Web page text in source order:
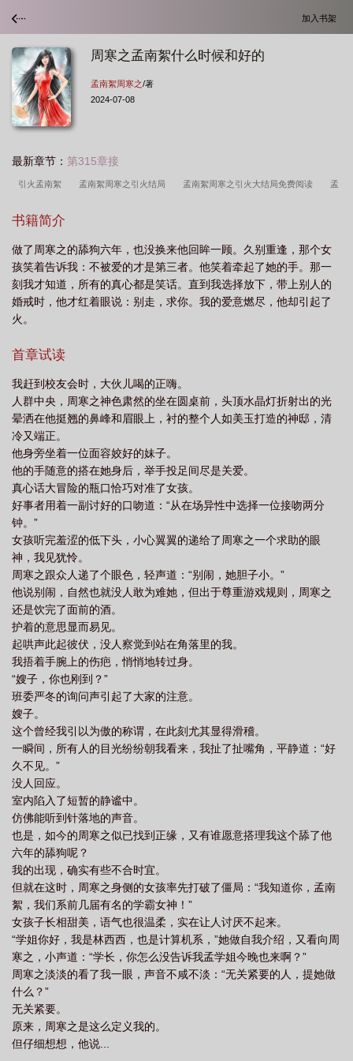
加入书架
周寒之孟南絮什么时候和好的
孟南絮周寒之/著
2024-07-08
最新章节： 第315章接
引火孟南絮 孟南絮周寒之引火结局 孟南絮周寒之引火大结局免费阅读 孟
结局 孟南絮周寒之著
读 周寒之孟南絮 引火孟南絮周寒之全文免费 周寒之孟南絮结局引火免费阅
读 孟南絮周寒之引火故事梗概 周寒之孟南絮和好是哪章 周寒之孟南絮在一
起了吗 引火孟南絮与囡囡什么关系 周寒之孟南絮完整版 孟南絮周寒之引火
免费
寒孟纾大结局 引火周寒之孟南絮全文免费阅读
了 引火孟南絮的父母是谁 孟南絮周寒之 孟南絮周寒之引火313 周寒之
孟南絮引火免费阅读
之孟南絮引火
书籍简介
做了周寒之的舔狗六年，也没换来他回眸一顾。久别重逢，那个女
孩笑着告诉我：不被爱的才是第三者。他笑着牵起了她的手。那一
刻我才知道，所有的真心都是笑话。直到我选择放下，带上别人的
婚戒时，他才红着眼说：别走，求你。我的爱意燃尽，他却引起了
火。
首章试读
我赶到校友会时，大伙儿喝的正嗨。
人群中央，周寒之神色肃然的坐在圆桌前，头顶水晶灯折射出的光
晕洒在他挺翘的鼻峰和眉眼上，衬的整个人如美玉打造的神邸，清
冷又端正。
他身旁坐着一位面容姣好的妹子。
他的手随意的搭在她身后，举手投足间尽是关爱。
真心话大冒险的瓶口恰巧对准了女孩。
好事者用着一副讨好的口吻道：“从在场异性中选择一位接吻两分
钟。”
女孩听完羞涩的低下头，小心翼翼的递给了周寒之一个求助的眼
神，我见犹怜。
周寒之跟众人递了个眼色，轻声道：“别闹，她胆子小。”
他说别闹，自然也就没人敢为难她，但出于尊重游戏规则，周寒之
还是饮完了面前的酒。
护着的意思显而易见。
起哄声此起彼伏，没人察觉到站在角落里的我。
我捂着手腕上的伤疤，悄悄地转过身。
“嫂子，你也刚到？”
班委严冬的询问声引起了大家的注意。
嫂子。
这个曾经我引以为傲的称谓，在此刻尤其显得滑稽。
一瞬间，所有人的目光纷纷朝我看来，我扯了扯嘴角，平静道：“好
久不见。”
没人回应。
室内陷入了短暂的静谧中。
仿佛能听到针落地的声音。
也是，如今的周寒之似已找到正缘，又有谁愿意搭理我这个舔了他
六年的舔狗呢？
我的出现，确实有些不合时宜。
但就在这时，周寒之身侧的女孩率先打破了僵局：“我知道你，孟南
絮，我们系前几届有名的学霸女神！”
女孩子长相甜美，语气也很温柔，实在让人讨厌不起来。
“学姐你好，我是林西西，也是计算机系，”她做自我介绍，又看向周
寒之，小声道：“学长，你怎么没告诉我孟学姐今晚也来啊？”
周寒之淡淡的看了我一眼，声音不咸不淡：“无关紧要的人，提她做
什么？”
无关紧要。
原来，周寒之是这么定义我的。
但仔细想想，他说...